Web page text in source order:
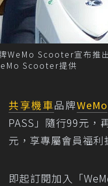
WeMo Scooter宣布推
Scooter提供
共享機車品牌WeMo
PASS」隨行99元，
元，享專屬會員福利
即起訂閱加入「